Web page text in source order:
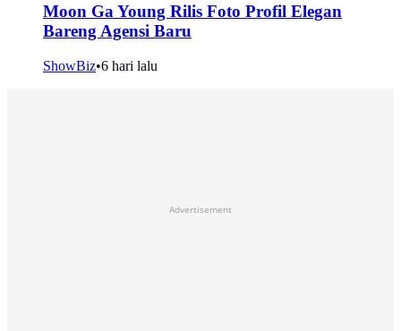
Moon Ga Young Rilis Foto Profil Elegan
Bareng Agensi Baru
ShowBiz•6 hari lalu
Advertisement